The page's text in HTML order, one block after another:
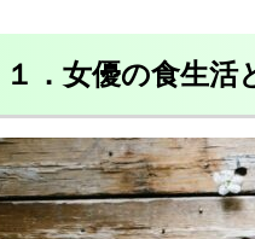
１．女優の食生